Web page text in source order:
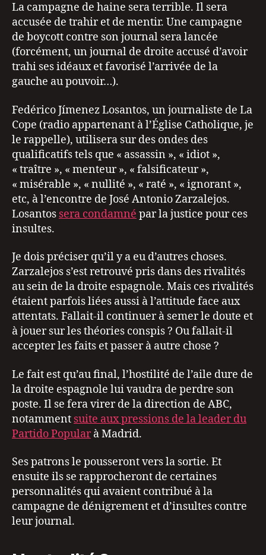
La campagne de haine sera terrible. Il sera
accusée de trahir et de mentir. Une campagne
de boycott contre son journal sera lancée
(forcément, un journal de droite accusé d’avoir
trahi ses idéaux et favorisé l’arrivée de la
gauche au pouvoir…).
Fedérico Jímenez Losantos, un journaliste de La
Cope (radio appartenant à l’Église Catholique, je
le rappelle), utilisera sur des ondes des
qualificatifs tels que « assassin », « idiot »,
« traître », « menteur », « falsificateur »,
« misérable », « nullité », « raté », « ignorant »,
etc, à l’encontre de José Antonio Zarzalejos.
Losantos sera condamné par la justice pour ces
insultes.
Je dois préciser qu’il y a eu d’autres choses.
Zarzalejos s’est retrouvé pris dans des rivalités
au sein de la droite espagnole. Mais ces rivalités
étaient parfois liées aussi à l’attitude face aux
attentats. Fallait-il continuer à semer le doute et
à jouer sur les théories conspis ? Ou fallait-il
accepter les faits et passer à autre chose ?
Le fait est qu’au final, l’hostilité de l’aile dure de
la droite espagnole lui vaudra de perdre son
poste. Il se fera virer de la direction de ABC,
notamment suite aux pressions de la leader du
Partido Popularà Madrid.
Ses patrons le pousseront vers la sortie. Et
ensuite ils se rapprocheront de certaines
personnalités qui avaient contribué à la
campagne de dénigrement et d’insultes contre
leur journal.